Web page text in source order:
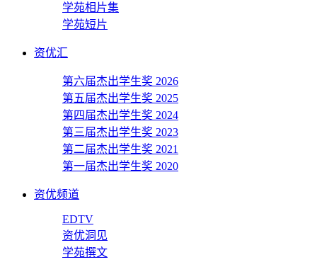
学苑相片集
学苑短片
资优汇
第六届杰出学生奖 2026
第五届杰出学生奖 2025
第四届杰出学生奖 2024
第三届杰出学生奖 2023
第二届杰出学生奖 2021
第一届杰出学生奖 2020
资优频道
EDTV
资优洞见
学苑撰文